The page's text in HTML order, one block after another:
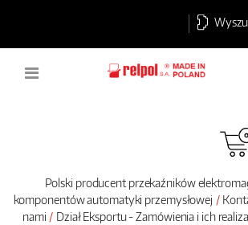
Polski producent przekaźników
komponentów automatyki przemysłowej
nami
Dział Eksportu - Zamówienia i ich